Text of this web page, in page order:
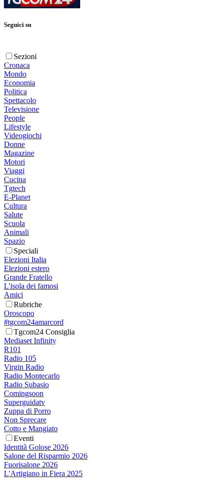
Seguici su
Sezioni
Cronaca
Mondo
Economia
Politica
Spettacolo
Televisione
People
Lifestyle
Videogiochi
Donne
Magazine
Motori
Viaggi
Cucina
Tgtech
E-Planet
Cultura
Salute
Scuola
Animali
Spazio
Speciali
Elezioni Italia
Elezioni estero
Grande Fratello
L'isola dei famosi
Amici
Rubriche
Oroscopo
#tgcom24amarcord
Tgcom24 Consiglia
Mediaset Infinity
R101
Radio 105
Virgin Radio
Radio Montecarlo
Radio Subasio
Comingsoon
Superguidatv
Zuppa di Porro
Non Sprecare
Cotto e Mangiato
Eventi
Identità Golose 2026
Salone del Risparmio 2026
Fuorisalone 2026
L'Artigiano in Fiera 2025